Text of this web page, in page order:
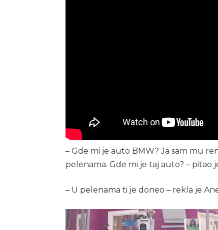
– Gde mi je auto BMW? Ja sam mu
pelenama. Gde mi je taj auto? – pitao
– U pelenama ti je doneo – rekla je